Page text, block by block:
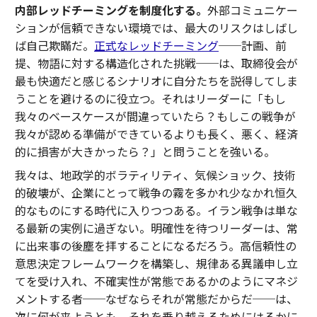
内部レッドチーミングを制度化する。 外部コミュニケー
ションが信頼できない環境では、最大のリスクはしばし
ば自己欺瞞だ。 正式なレッドチーミング──計画、前
提、物語に対する構造化された挑戦──は、取締役会が
最も快適だと感じるシナリオに自分たちを説得してしま
うことを避けるのに役立つ。それはリーダーに「もし
我々のベースケースが間違っていたら？もしこの戦争が
我々が認める準備ができているよりも長く、悪く、経済
的に損害が大きかったら？」と問うことを強いる。
我々は、地政学的ボラティリティ、気候ショック、技術
的破壊が、企業にとって戦争の霧を多かれ少なかれ恒久
的なものにする時代に入りつつある。イラン戦争は単な
る最新の実例に過ぎない。明確性を待つリーダーは、常
に出来事の後塵を拝することになるだろう。高信頼性の
意思決定フレームワークを構築し、規律ある異議申し立
てを受け入れ、不確実性が常態であるかのようにマネジ
メントする者──なぜならそれが常態だからだ──は、